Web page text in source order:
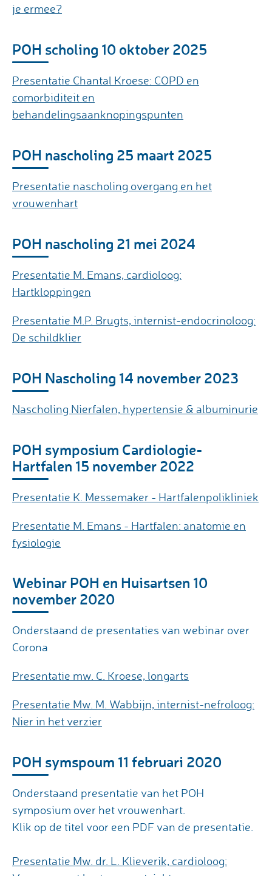
je ermee?
POH scholing 10 oktober 2025
Presentatie Chantal Kroese: COPD en
comorbiditeit en
behandelingsaanknopingspunten
POH nascholing 25 maart 2025
Presentatie nascholing overgang en het
vrouwenhart
POH nascholing 21 mei 2024
Presentatie M. Emans, cardioloog:
Hartkloppingen
Presentatie M.P. Brugts, internist-endocrinoloog:
De schildklier
POH Nascholing 14 november 2023
Nascholing Nierfalen, hypertensie & albuminurie
POH symposium Cardiologie-
Hartfalen 15 november 2022
Presentatie K. Messemaker - Hartfalenpolikliniek
Presentatie M. Emans - Hartfalen: anatomie en
fysiologie
Webinar POH en Huisartsen 10
november 2020
Onderstaand de presentaties van webinar over
Corona
Presentatie mw. C. Kroese, longarts
Presentatie Mw. M. Wabbijn, internist-nefroloog:
Nier in het verzier
POH symspoum 11 februari 2020
Onderstaand presentatie van het POH
symposium over het vrouwenhart.
Klik op de titel voor een PDF van de presentatie.
Presentatie Mw. dr. L. Klieverik, cardioloog: